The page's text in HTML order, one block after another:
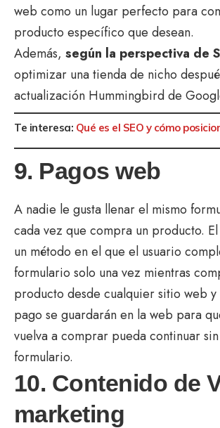
web como un lugar perfecto para
producto específico que desean.
Además, según la perspectiva de
optimizar una tienda de nicho
actualización Hummingbird de
Te interesa: Qué es el SEO y cómo
9. Pagos web
A nadie le gusta llenar el mismo
cada vez que compra un producto.
un método en el que el usuario
formulario solo una vez mientras
producto desde cualquier sitio web y
pago se guardarán en la web para
vuelva a comprar pueda continuar
formulario.
10. Contenido de
marketing